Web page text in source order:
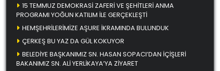
15 TEMMUZ DEMOKRASİ ZAFERİ VE ŞEHİTLERİ ANMA
PROGRAMI YOĞUN KATILIM İLE GERÇEKLEŞTİ
HEMŞEHRİLERİMİZE AŞURE İKRAMINDA BULUNDUK
ÇERKEŞ BU YAZ DA GÜL KOKUYOR
BELEDİYE BAŞKANIMIZ SN. HASAN SOPACI’DAN İÇİŞLERİ
BAKANIMIZ SN. ALİ YERLİKAYA’YA ZİYARET